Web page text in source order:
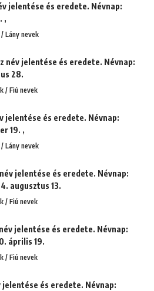
jelentése és eredete. Névnap:
,
Lány nevek
név jelentése és eredete. Névnap:
28.
/ Fiú nevek
jelentése és eredete. Névnap:
19. ,
Lány nevek
jelentése és eredete. Névnap:
augusztus 13.
/ Fiú nevek
jelentése és eredete. Névnap:
április 19.
/ Fiú nevek
jelentése és eredete. Névnap: